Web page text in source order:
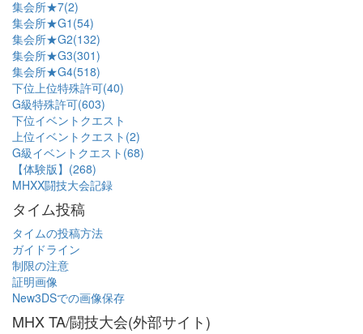
集会所★7(2)
集会所★G1(54)
集会所★G2(132)
集会所★G3(301)
集会所★G4(518)
下位上位特殊許可(40)
G級特殊許可(603)
下位イベントクエスト
上位イベントクエスト(2)
G級イベントクエスト(68)
【体験版】(268)
MHXX闘技大会記録
タイム投稿
タイムの投稿方法
ガイドライン
制限の注意
証明画像
New3DSでの画像保存
MHX TA/闘技大会(外部サイト)